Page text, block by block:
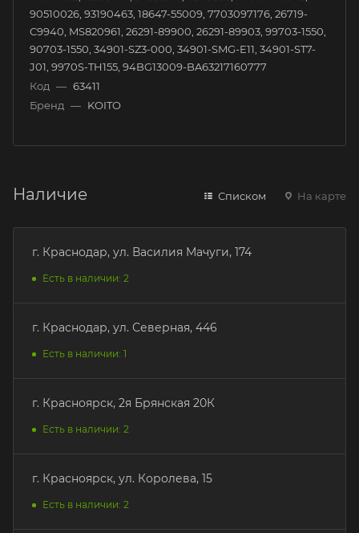
90510026, 93190463, 18647-55009, 7703097176, 26719-
C9940, MS820961, 26291-89900, 26291-89903, 99703-1550,
90703-1550, 34901-SZ3-000, 34901-SMG-E11, 34901-ST7-
J01, 9970S-TH155, 94BG13009-BA63217160777
Код — 63411
Бренд — KOITO
Наличие Списком На карте
г. Краснодар, ул. Василия Мачуги, 174
Есть в наличии: 2
г. Краснодар, ул. Северная, 446
Есть в наличии: 1
г. Красноярск, 2я Брянская 20К
Есть в наличии: 2
г. Красноярск, ул. Королева, 15
Есть в наличии: 2